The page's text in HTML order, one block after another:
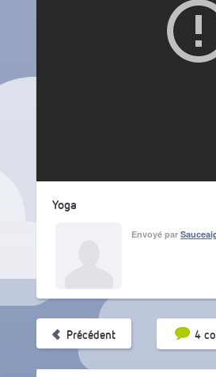
Yoga
Envoyé par
Précédent 4Tri